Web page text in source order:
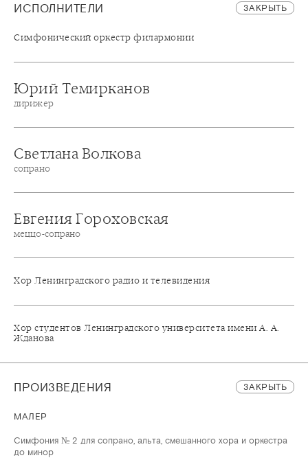
ИСПОЛНИТЕЛИ ЗАКРЫТЬ
Симфонический оркестр филармонии
Юрий Темирканов
дирижер
Светлана Волкова
сопрано
Евгения Гороховская
меццо-сопрано
Хор Ленинградского радио и телевидения
Хор студентов Ленинградского университета имени А. А.
Жданова
ПРОИЗВЕДЕНИЯ ЗАКРЫТЬ
МАЛЕР
Симфония № 2 для сопрано, альта, смешанного хора и оркестра
до минор